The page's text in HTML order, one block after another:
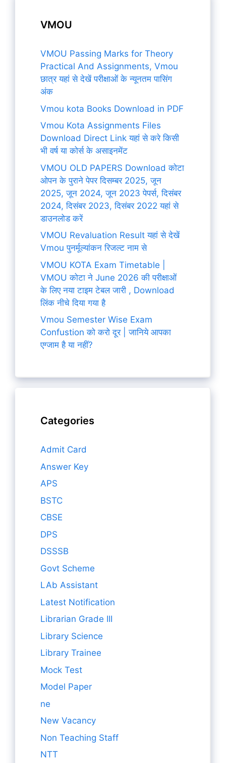
VMOU
VMOU Passing Marks for Theory
Practical And Assignments, Vmou
छात्र यहां से देखें परीक्षाओं के न्यूनतम पासिंग
अंक
Vmou kota Books Download in PDF
Vmou Kota Assignments Files
Download Direct Link यहां से करे किसी
भी वर्ष या कोर्स के असाइनमेंट
VMOU OLD PAPERS Download कोटा
ओपन के पुराने पेपर दिसम्बर 2025, जून
2025, जून 2024, जून 2023 पेपर्स, दिसंबर
2024, दिसंबर 2023, दिसंबर 2022 यहां से
डाउनलोड करें
VMOU Revaluation Result यहां से देखें
Vmou पुनर्मूल्यांकन रिजल्ट नाम से
VMOU KOTA Exam Timetable |
VMOU कोटा ने June 2026 की परीक्षाओं
के लिए नया टाइम टेबल जारी , Download
लिंक नीचे दिया गया है
Vmou Semester Wise Exam
Confustion को करो दूर | जानिये आपका
एग्जाम है या नहीं?
Categories
Admit Card
Answer Key
APS
BSTC
CBSE
DPS
DSSSB
Govt Scheme
LAb Assistant
Latest Notification
Librarian Grade III
Library Science
Library Trainee
Mock Test
Model Paper
ne
New Vacancy
Non Teaching Staff
NTT